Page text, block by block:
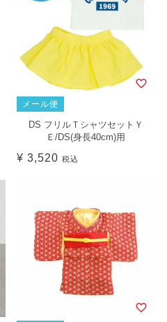
メール便
DS フリルＴシャツセットＹ
Ｅ/DS(身長40cm)用
¥ 3,520 税込